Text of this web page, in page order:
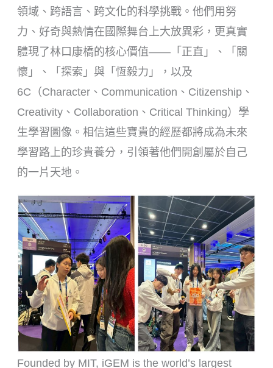
領域、跨語言、跨文化的科學挑戰。他們用努
力、好奇與熱情在國際舞台上大放異彩，更真實
體現了林口康橋的核心價值——「正直」、「關
懷」、「探索」與「恆毅力」，以及
6C（Character、Communication、Citizenship、
Creativity、Collaboration、Critical Thinking）學
生學習圖像。相信這些寶貴的經歷都將成為未來
學習路上的珍貴養分，引領著他們開創屬於自己
的一片天地。
Founded by MIT, iGEM is the world’s largest